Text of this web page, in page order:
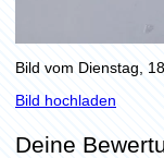
Bild vom Dienstag,
Bild hochladen
Deine